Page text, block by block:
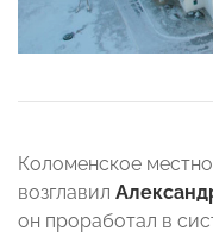
Коломенское
возглавил
он проработал в